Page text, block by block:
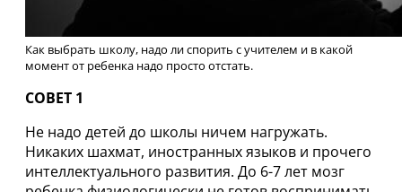
Как выбрать школу, надо ли спорить с учителем и в какой
момент от ребенка надо просто отстать.
СОВЕТ 1
Не надо детей до школы ничем нагружать.
Никаких шахмат, иностранных языков и прочего
интеллектуального развития. До 6-7 лет мозг